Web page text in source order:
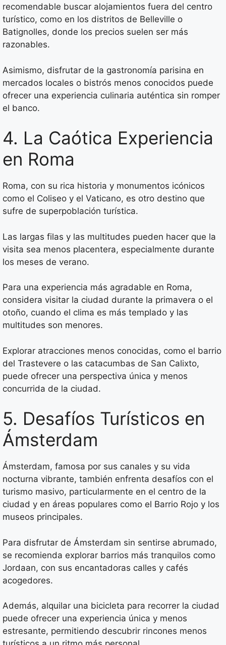
recomendable buscar alojamientos fuera del centro
turístico, como en los distritos de Belleville o
Batignolles, donde los precios suelen ser más
razonables.
Asimismo, disfrutar de la gastronomía parisina en
mercados locales o bistrós menos conocidos puede
ofrecer una experiencia culinaria auténtica sin romper
el banco.
4. La Caótica Experiencia
en Roma
Roma, con su rica historia y monumentos icónicos
como el Coliseo y el Vaticano, es otro destino que
sufre de superpoblación turística.
Las largas filas y las multitudes pueden hacer que la
visita sea menos placentera, especialmente durante
los meses de verano.
Para una experiencia más agradable en Roma,
considera visitar la ciudad durante la primavera o el
otoño, cuando el clima es más templado y las
multitudes son menores.
Explorar atracciones menos conocidas, como el barrio
del Trastevere o las catacumbas de San Calixto,
puede ofrecer una perspectiva única y menos
concurrida de la ciudad.
5. Desafíos Turísticos en
Ámsterdam
Ámsterdam, famosa por sus canales y su vida
nocturna vibrante, también enfrenta desafíos con el
turismo masivo, particularmente en el centro de la
ciudad y en áreas populares como el Barrio Rojo y los
museos principales.
Para disfrutar de Ámsterdam sin sentirse abrumado,
se recomienda explorar barrios más tranquilos como
Jordaan, con sus encantadoras calles y cafés
acogedores.
Además, alquilar una bicicleta para recorrer la ciudad
puede ofrecer una experiencia única y menos
estresante, permitiendo descubrir rincones menos